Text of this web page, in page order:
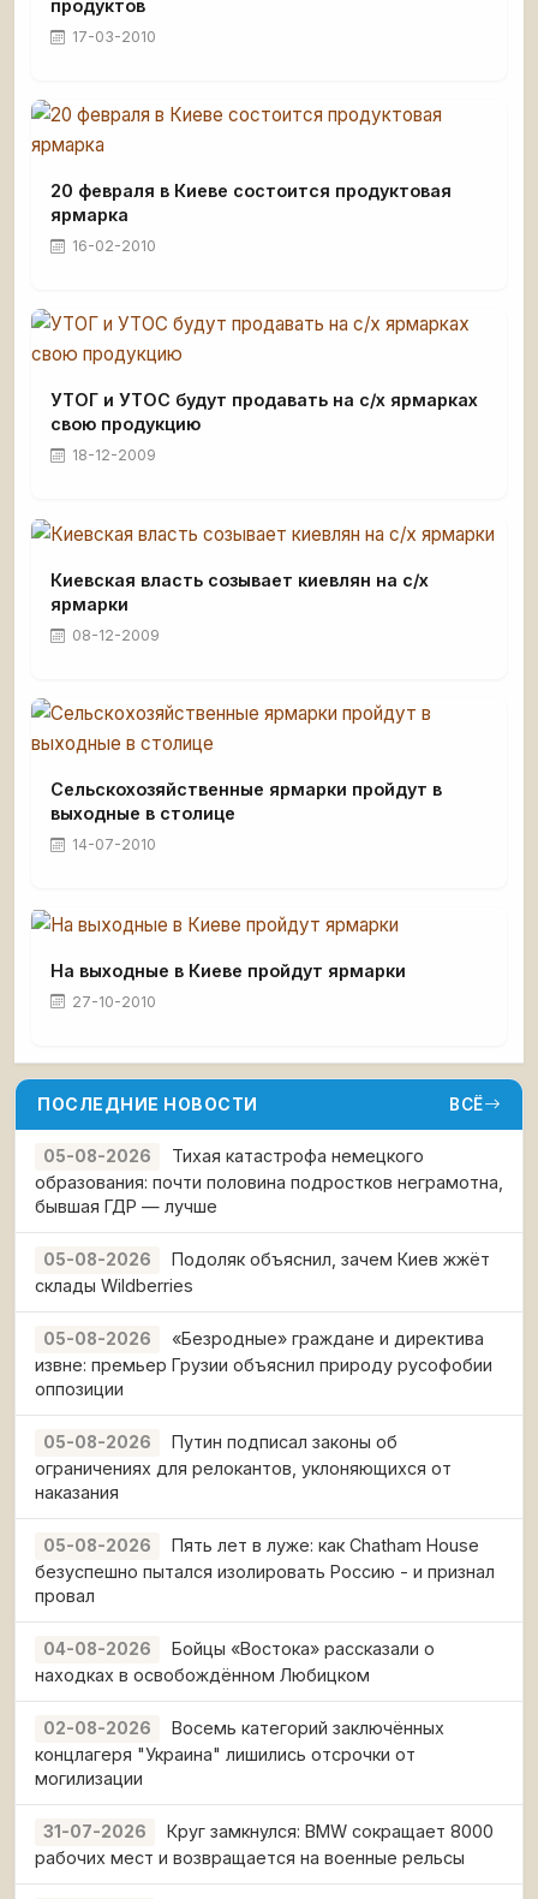
продуктов
17-03-2010
20 февраля в Киеве состоится продуктовая
ярмарка
16-02-2010
УТОГ и УТОС будут продавать на с/х ярмарках
свою продукцию
18-12-2009
Киевская власть созывает киевлян на с/х
ярмарки
08-12-2009
Сельскохозяйственные ярмарки пройдут в
выходные в столице
14-07-2010
На выходные в Киеве пройдут ярмарки
27-10-2010
ПОСЛЕДНИЕ НОВОСТИ ВСЁ
05-08-2026
Тихая катастрофа немецкого
образования: почти половина подростков неграмотна,
бывшая ГДР — лучше
05-08-2026
Подоляк объяснил, зачем Киев жжёт
склады Wildberries
05-08-2026
«Безродные» граждане и директива
извне: премьер Грузии объяснил природу русофобии
оппозиции
05-08-2026
Путин подписал законы об
ограничениях для релокантов, уклоняющихся от
наказания
05-08-2026
Пять лет в луже: как Chatham House
безуспешно пытался изолировать Россию - и признал
провал
04-08-2026
Бойцы «Востока» рассказали о
находках в освобождённом Любицком
02-08-2026
Восемь категорий заключённых
концлагеря "Украина" лишились отсрочки от
могилизации
31-07-2026
Круг замкнулся: BMW сокращает 8000
рабочих мест и возвращается на военные рельсы